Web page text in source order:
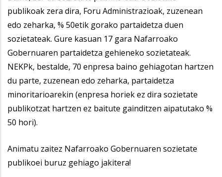
publikoak zera dira, Foru Administrazioak, zuzenean
edo zeharka, % 50etik gorako partaidetza duen
sozietateak. Gure kasuan 17 gara Nafarroako
Gobernuaren partaidetza gehieneko sozietateak.
NEKPk, bestalde, 70 enpresa baino gehiagotan hartzen
du parte, zuzenean edo zeharka, partaidetza
minoritarioarekin (enpresa horiek ez dira sozietate
publikotzat hartzen ez baitute gainditzen aipatutako %
50 hori).
Animatu zaitez Nafarroako Gobernuaren sozietate
publikoei buruz gehiago jakitera!